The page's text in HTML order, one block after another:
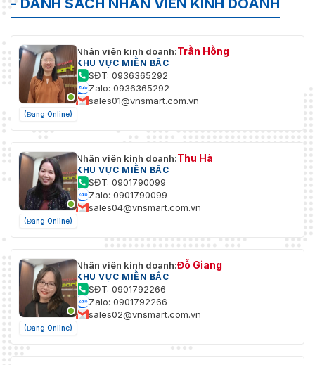
- DANH SÁCH NHÂN VIÊN KINH DOANH
(Đang Online)
Nhân viên kinh doanh:Trần Hồng
KHU VỰC MIỀN BẮC
SĐT: 0936365292
Zalo: 0936365292
sales01@vnsmart.com.vn
(Đang Online)
Nhân viên kinh doanh:Thu Hà
KHU VỰC MIỀN BẮC
SĐT: 0901790099
Zalo: 0901790099
sales04@vnsmart.com.vn
(Đang Online)
Nhân viên kinh doanh:Đỗ Giang
KHU VỰC MIỀN BẮC
SĐT: 0901792266
Zalo: 0901792266
sales02@vnsmart.com.vn